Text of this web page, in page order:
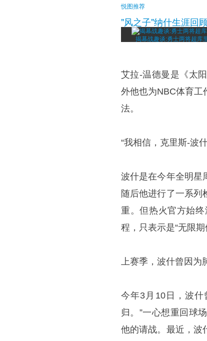
悦图推荐
"风之子"纳什生涯回
揭幕战趣谈:勇士两将超库
艾拉-温德曼是《太
外他也为NBC体育工
法。
“我相信，克里斯-波
波什是在今年全明星
随后他进行了一系列
重。但热火官方始
程，只表示是“无限期
上赛季，波什曾因为
今年3月10日，波什
归。”一心想重回球
他的请战。最近，波